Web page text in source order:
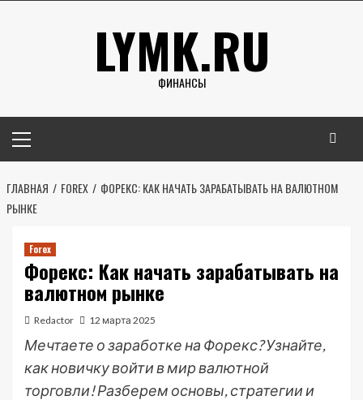
LYMK.RU
ФИНАНСЫ
меню
ГЛАВНАЯ FOREX
ФОРЕКС: КАК НАЧАТЬ ЗАРАБАТЫВАТЬ НА ВАЛЮТНОМ
РЫНКЕ
Forex
Форекс: Как начать зарабатывать на
валютном рынке
Redactor 12 марта 2025
Мечтаете о заработке на Форекс? Узнайте,
как новичку войти в мир валютной
торговли! Разберем основы, стратегии и